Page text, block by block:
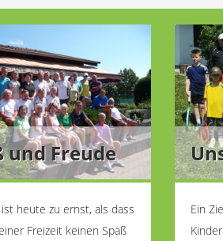
und Freude
heute zu ernst, als dass
Freizeit keinen Spaß
Ein